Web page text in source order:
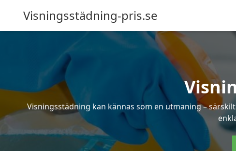
Visningsstädning-pris.se
Visningsstädning kan kännas som en utmaning –